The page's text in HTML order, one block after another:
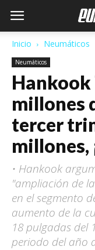
Inicio Neumáticos
Neumáticos
millones
tercer
millones,
• Hankook
"ampliación de
en el segmento
aumento de la
18 pulgadas del
periodo del año